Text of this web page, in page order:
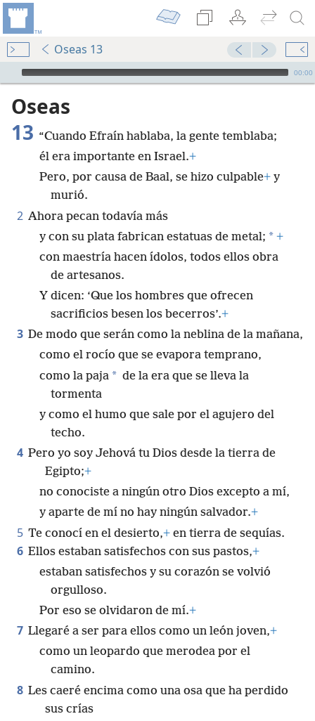
Oseas 13
Audio Player
00:00
Oseas
13 “Cuando Efraín hablaba, la gente temblaba;
él era importante en Israel.+
Pero, por causa de Baal, se hizo culpable+ y
murió.
2 Ahora pecan todavía más
y con su plata fabrican estatuas de metal; * +
con maestría hacen ídolos, todos ellos obra
de artesanos.
Y dicen: ‘Que los hombres que ofrecen
sacrificios besen los becerros’.+
3 De modo que serán como la neblina de la mañana,
como el rocío que se evapora temprano,
como la paja * de la era que se lleva la
tormenta
y como el humo que sale por el agujero del
techo.
4 Pero yo soy Jehová tu Dios desde la tierra de
Egipto;+
no conociste a ningún otro Dios excepto a mí,
y aparte de mí no hay ningún salvador.+
5 Te conocí en el desierto,+ en tierra de sequías.
6 Ellos estaban satisfechos con sus pastos,+
estaban satisfechos y su corazón se volvió
orgulloso.
Por eso se olvidaron de mí.+
7 Llegaré a ser para ellos como un león joven,+
como un leopardo que merodea por el
camino.
8 Les caeré encima como una osa que ha perdido
sus crías